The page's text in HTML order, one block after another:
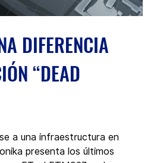
DIFERENCIA
“DEAD
a una infraestructura en
presenta los últimos